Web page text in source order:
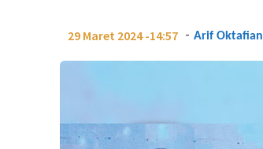
29 Maret 2024 -14:57 - Arif Oktafian